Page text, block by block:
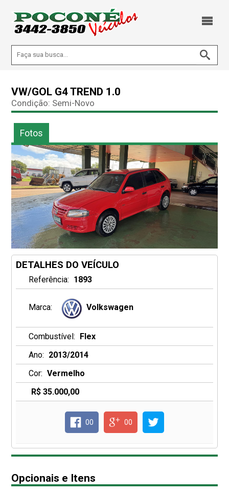
VW/GOL G4 TREND 1.0
Condição: Semi-Novo
Fotos
DETALHES DO VEÍCULO
Referência: 1893
Marca: Volkswagen
Combustível: Flex
Ano: 2013/2014
Cor: Vermelho
R$ 35.000,00
00 00
Opcionais e Itens